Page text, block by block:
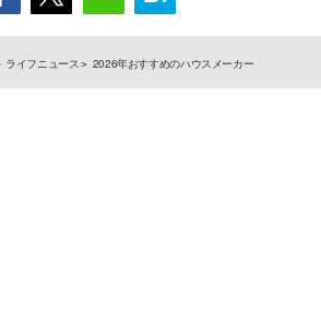
ライフニュース 2026年おすすめのハウスメーカー